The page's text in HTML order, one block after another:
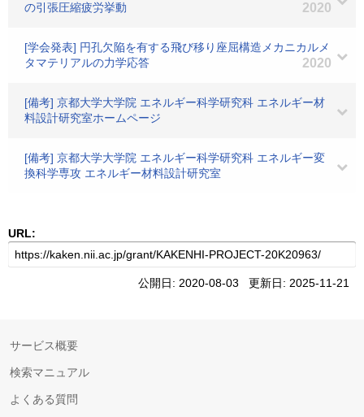
の引張圧縮疲労挙動
2020
[学会発表] 円孔欠陥を有する飛び移り座屈構造メカニカルメ
タマテリアルの力学応答
2020
[備考] 京都大学大学院 エネルギー科学研究科 エネルギー材
料設計研究室ホームページ
[備考] 京都大学大学院 エネルギー科学研究科 エネルギー変
換科学専攻 エネルギー材料設計研究室
URL:
公開日: 2020-08-03 更新日: 2025-11-21
サービス概要
検索マニュアル
よくある質問